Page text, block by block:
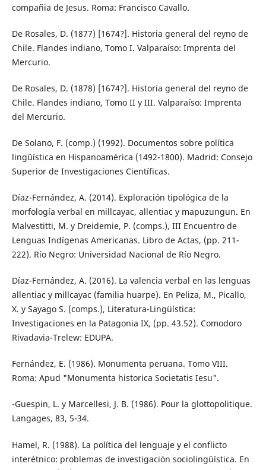
compañia de Jesus. Roma: Francisco Cavallo.
De Rosales, D. (1877) [1674?]. Historia general del reyno de
Chile. Flandes indiano, Tomo I. Valparaíso: Imprenta del
Mercurio.
De Rosales, D. (1878) [1674?]. Historia general del reyno de
Chile. Flandes indiano, Tomo II y III. Valparaíso: Imprenta
del Mercurio.
De Solano, F. (comp.) (1992). Documentos sobre política
lingüística en Hispanoamérica (1492-1800). Madrid: Consejo
Superior de Investigaciones Científicas.
Díaz-Fernández, A. (2014). Exploración tipológica de la
morfología verbal en millcayac, allentiac y mapuzungun. En
Malvestitti, M. y Dreidemie, P. (comps.), III Encuentro de
Lenguas Indígenas Americanas. Libro de Actas, (pp. 211-
222). Río Negro: Universidad Nacional de Río Negro.
Díaz-Fernández, A. (2016). La valencia verbal en las lenguas
allentiac y millcayac (familia huarpe). En Peliza, M., Picallo,
X. y Sayago S. (comps.), Literatura-Lingüística:
Investigaciones en la Patagonia IX, (pp. 43.52). Comodoro
Rivadavia-Trelew: EDUPA.
Fernández, E. (1986). Monumenta peruana. Tomo VIII.
Roma: Apud "Monumenta historica Societatis Iesu".
-Guespin, L. y Marcellesi, J. B. (1986). Pour la glottopolitique.
Langages, 83, 5-34.
Hamel, R. (1988). La política del lenguaje y el conflicto
interétnico: problemas de investigación sociolingüística. En